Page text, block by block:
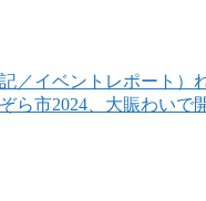
記／イベントレポート）
ら市2024、大賑わいで